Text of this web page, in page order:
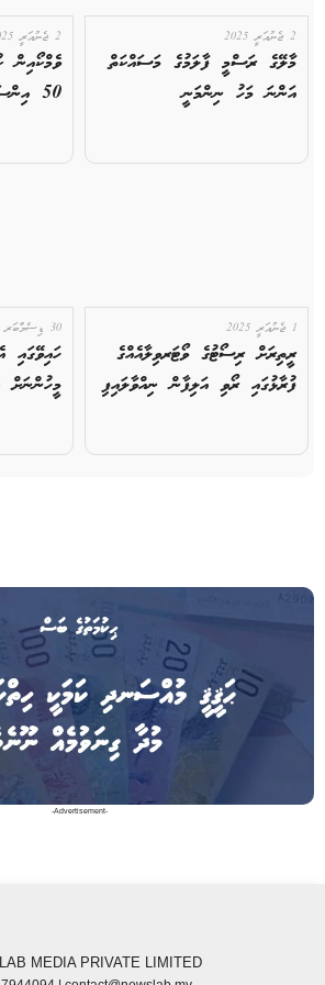
2 ޖެނުއަރީ 2025
މާލޭގެ ރަސްމީ ފާލަމުގެ މަސައްކަތް
އަންނަ މަހު ނިންމަނީ
2 ޖެނުއަރީ 2025
50 އިންސައްތައިން ދަށްކޮށްފި
1 ޖެނުއަރީ 2025
ރީތިރަށް ރިސޯޓުގެ ވޯޓަރވިލާއެއްގެ
ފުރާޅުގައި ރޯވި އަލިފާން ނިއްވާލައިފި
30 ޑިސެމްބަރ 2024
މީހުންނަށް
-Advertisement-
MEDIA PRIVATE LIMITED